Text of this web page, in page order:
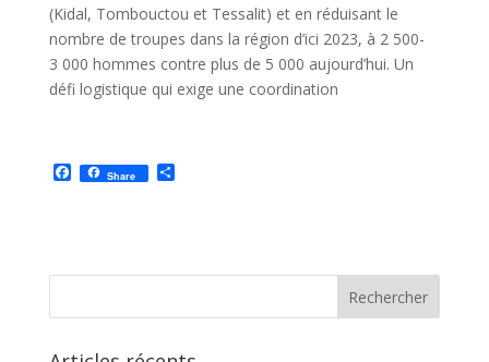
(Kidal, Tombouctou et Tessalit) et en réduisant le
nombre de troupes dans la région d’ici 2023, à 2 500-
3 000 hommes contre plus de 5 000 aujourd’hui. Un
défi logistique qui exige une coordination
F
a
o
Share P
e